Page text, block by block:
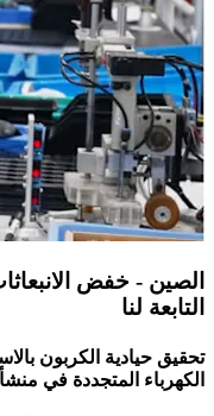
الصين - خفض
التابعة لنا
تحقيق حيادية الكربون
الكهرباء المتجددة في منشأة